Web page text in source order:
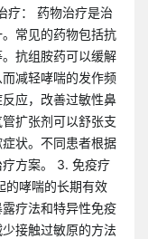
疗： 药物治疗是治
常见的药物包括抗
抗组胺药可以缓解
减轻哮喘的发作频
应，改善过敏性鼻
扩张剂可以舒张支
状。不同患者根据
方案。 3. 免疫疗
的哮喘的长期有效
疗法和特异性免疫
接触过敏原的方法